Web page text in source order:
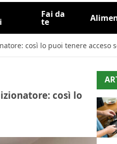
Fai da
te
così lo puoi tenere acceso
così lo